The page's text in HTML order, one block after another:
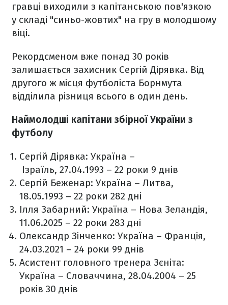
гравці виходили з капітанською пов'язкою
у складі "синьо-жовтих" на гру в молодшому
віці.
Рекордсменом вже понад 30 років
залишається захисник Сергій Дірявка. Від
другого ж місця футболіста Борнмута
відділила різниця всього в один день.
Наймолодші капітани збірної України з
футболу
Сергій Дірявка: Україна –
Ізраїль, 27.04.1993 – 22 роки 9 днів
Сергій Беженар: Україна – Литва,
18.05.1993 – 22 роки 282 дні
Ілля Забарний: Україна – Нова Зеландія,
11.06.2025 – 22 роки 283 дні
Олександр Зінченко: Україна – Франція,
24.03.2021 – 24 роки 99 днів
Асистент головного тренера Зєніта:
Україна – Словаччина, 28.04.2004 – 25
років 30 днів